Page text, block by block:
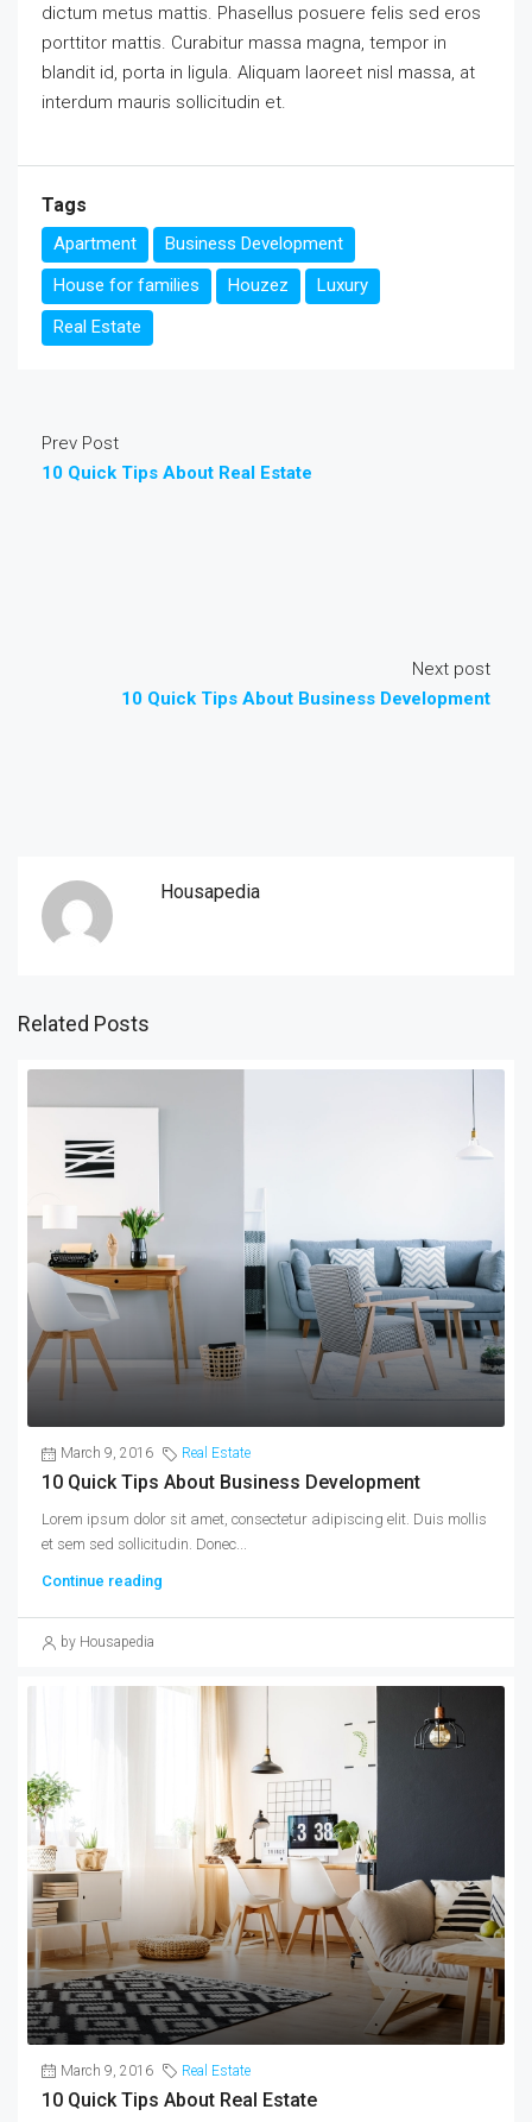
dictum metus mattis. Phasellus posuere felis sed eros
porttitor mattis. Curabitur massa magna, tempor in
blandit id, porta in ligula. Aliquam laoreet nisl massa, at
interdum mauris sollicitudin et.
Tags
Apartment
Business Development
House for families
Houzez
Luxury
Real Estate
Prev Post
10 Quick Tips About Real Estate
Next post
10 Quick Tips About Business Development
Housapedia
Related Posts
March 9, 2016 Real Estate
10 Quick Tips About Business Development
Lorem ipsum dolor sit amet, consectetur adipiscing elit. Duis mollis
et sem sed sollicitudin. Donec...
Continue reading
by Housapedia
March 9, 2016 Real Estate
10 Quick Tips About Real Estate